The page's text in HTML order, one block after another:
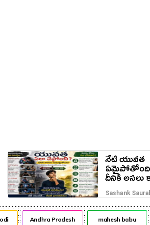
నేటి యువత
దీనికి అసలు
ఎవరు?
Sashank
Andhra Pradesh mahesh babu